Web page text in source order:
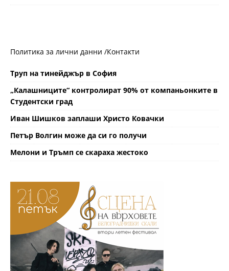
Политика за лични данни /Контакти
Труп на тинейджър в София
„Калашниците“ контролират 90% от компаньонките в
Студентски град
Иван Шишков заплаши Христо Ковачки
Петър Волгин може да си го получи
Мелони и Тръмп се скараха жестоко